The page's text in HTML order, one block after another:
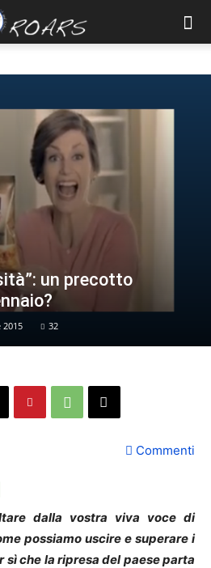
un precotto
2015 32
Commenti
dalla vostra viva voce di
possiamo uscire e superare i
che la ripresa del paese parta